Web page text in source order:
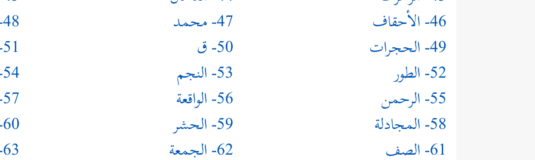
46- الأحقاف
47- محمد
48- الفتح
49- الحجرات
50- ق
51- الذاريات
52- الطور
53- النجم
54- القمر
55- الرحمن
56- الواقعة
57- الحديد
58- المجادلة
59- الحشر
60- الممتحنة
61- الصف
62- الجمعة
63- المنافقون